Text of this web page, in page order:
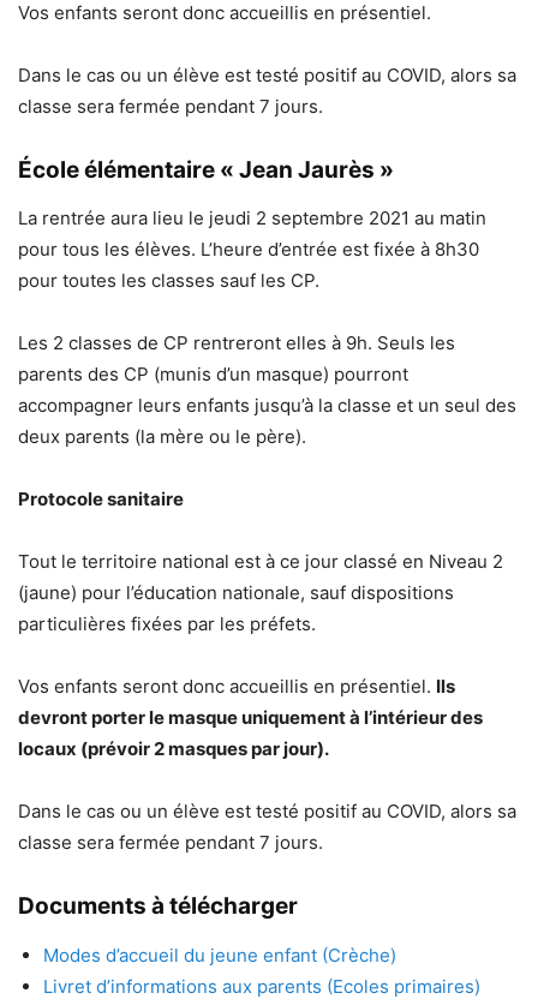
Vos enfants seront donc accueillis en présentiel.
Dans le cas ou un élève est testé positif au COVID, alors sa
classe sera fermée pendant 7 jours.
École élémentaire « Jean Jaurès »
La rentrée aura lieu le jeudi 2 septembre 2021 au matin
pour tous les élèves. L’heure d’entrée est fixée à 8h30
pour toutes les classes sauf les CP.
Les 2 classes de CP rentreront elles à 9h. Seuls les
parents des CP (munis d’un masque) pourront
accompagner leurs enfants jusqu’à la classe et un seul des
deux parents (la mère ou le père).
Protocole sanitaire
Tout le territoire national est à ce jour classé en Niveau 2
(jaune) pour l’éducation nationale, sauf dispositions
particulières fixées par les préfets.
Vos enfants seront donc accueillis en présentiel. Ils
devront porter le masque uniquement à l’intérieur des
locaux (prévoir 2 masques par jour).
Dans le cas ou un élève est testé positif au COVID, alors sa
classe sera fermée pendant 7 jours.
Documents à télécharger
Modes d’accueil du jeune enfant (Crèche)
Livret d’informations aux parents (Ecoles primaires)